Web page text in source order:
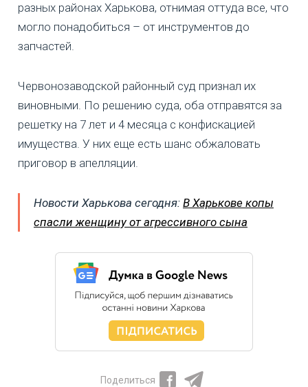
разных районах Харькова, отнимая оттуда все, что
могло понадобиться – от инструментов до
запчастей.
Червонозаводской районный суд признал их
виновными. По решению суда, оба отправятся за
решетку на 7 лет и 4 месяца с конфискацией
имущества. У них еще есть шанс обжаловать
приговор в апелляции.
Новости Харькова сегодня: В Харькове копы
спасли женщину от агрессивного сына
Поделиться